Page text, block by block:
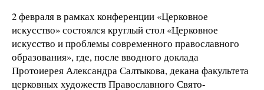
2 февраля в рамках конференции «Церковное
искусство» состоялся круглый стол «Церковное
искусство и проблемы современного православного
образования», где, после вводного доклада
Протоиерея Александра Салтыкова, декана факультета
церковных художеств Православного Свято-